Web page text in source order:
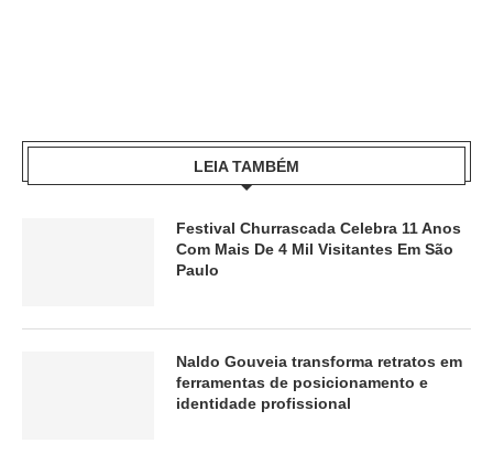
LEIA TAMBÉM
Festival Churrascada Celebra 11 Anos
Com Mais De 4 Mil Visitantes Em São
Paulo
Naldo Gouveia transforma retratos em
ferramentas de posicionamento e
identidade profissional